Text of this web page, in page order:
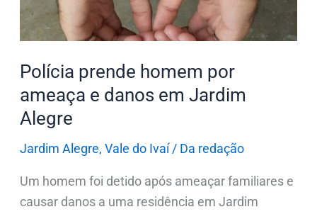
Polícia prende homem por
ameaça e danos em Jardim
Alegre
Jardim Alegre, Vale do Ivaí/ Da redação
Um homem foi detido após ameaçar familiares e
causar danos a uma residência em Jardim
danos
em
Alegre